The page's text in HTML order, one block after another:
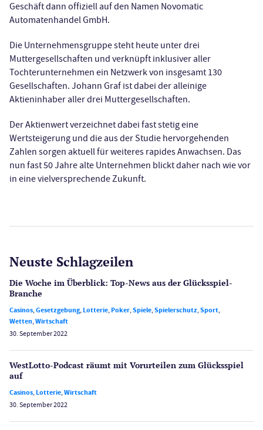
Geschäft dann offiziell auf den Namen Novomatic
Automatenhandel GmbH.
Die Unternehmensgruppe steht heute unter drei
Muttergesellschaften und verknüpft inklusiver aller
Tochterunternehmen ein Netzwerk von insgesamt 130
Gesellschaften. Johann Graf ist dabei der alleinige
Aktieninhaber aller drei Muttergesellschaften.
Der Aktienwert verzeichnet dabei fast stetig eine
Wertsteigerung und die aus der Studie hervorgehenden
Zahlen sorgen aktuell für weiteres rapides Anwachsen. Das
nun fast 50 Jahre alte Unternehmen blickt daher nach wie vor
in eine vielversprechende Zukunft.
Neuste Schlagzeilen
Die Woche im Überblick: Top-News aus der Glücksspiel-
Branche
Casinos,Gesetzgebung,Lotterie,Poker,Spiele,Spielerschutz,Sport,
Wetten,Wirtschaft
30. September 2022
WestLotto-Podcast räumt mit Vorurteilen zum Glücksspiel
auf
Casinos,Lotterie,Wirtschaft
30. September 2022